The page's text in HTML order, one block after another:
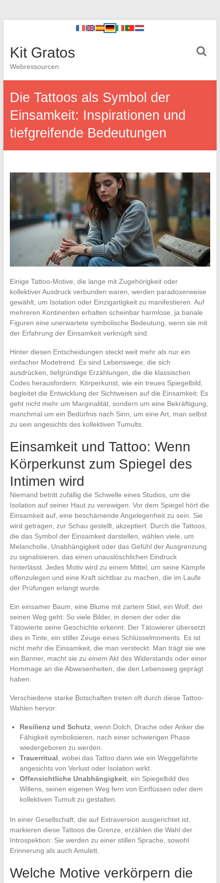
Kit Gratos
Webressourcen
Die Tattoos als Symbol der
Einsamkeit: Inspirationen und
tiefgreifende Bedeutungen
Einige Tattoo-Motive, die lange mit Zugehörigkeit oder
kollektiver Ausdruck verbunden waren, werden paradoxerweise
gewählt, um Isolation oder Einzigartigkeit zu manifestieren. Auf
mehreren Kontinenten erhalten scheinbar harmlose, ja banale
Figuren eine unerwartete symbolische Bedeutung, wenn sie mit
der Erfahrung der Einsamkeit verknüpft sind.
Hinter diesen Entscheidungen steckt weit mehr als nur ein
einfacher Modetrend. Es sind Lebenswege, die sich
ausdrücken, tiefgründige Erzählungen, die die klassischen
Codes herausfordern. Körperkunst, wie ein treues Spiegelbild,
begleitet die Entwicklung der Sichtweisen auf die Einsamkeit: Es
geht nicht mehr um Marginalität, sondern um eine Bekräftigung,
manchmal um ein Bedürfnis nach Sinn, um eine Art, man selbst
zu sein angesichts des kollektiven Tumults.
Einsamkeit und Tattoo: Wenn
Körperkunst zum Spiegel des
Intimen wird
Niemand betritt zufällig die Schwelle eines Studios, um die
Isolation auf seiner Haut zu verewigen. Vor dem Spiegel hört die
Einsamkeit auf, eine beschämende Angelegenheit zu sein. Sie
wird getragen, zur Schau gestellt, akzeptiert. Durch die Tattoos,
die das Symbol der Einsamkeit darstellen, wählen viele, um
Melancholie, Unabhängigkeit oder das Gefühl der Ausgrenzung
zu signalisieren, das einen unauslöschlichen Eindruck
hinterlässt. Jedes Motiv wird zu einem Mittel, um seine Kämpfe
offenzulegen und eine Kraft sichtbar zu machen, die im Laufe
der Prüfungen erlangt wurde.
Ein einsamer Baum, eine Blume mit zartem Stiel, ein Wolf, der
seinen Weg geht: So viele Bilder, in denen der oder die
Tätowierte seine Geschichte erkennt. Der Tätowierer übersetzt
dies in Tinte, ein stiller Zeuge eines Schlüsselmoments. Es ist
nicht mehr die Einsamkeit, die man versteckt: Man trägt sie wie
ein Banner, macht sie zu einem Akt des Widerstands oder einer
Hommage an die Abwesenheiten, die den Lebensweg geprägt
haben.
Verschiedene starke Botschaften treten oft durch diese Tattoo-
Wahlen hervor:
Resilienz und Schutz, wenn Dolch, Drache oder Anker die
Fähigkeit symbolisieren, nach einer schwierigen Phase
wiedergeboren zu werden.
Trauerritual , wobei das Tattoo dann wie ein Weggefährte
angesichts von Verlust oder Isolation wirkt.
Offensichtliche Unabhängigkeit, ein Spiegelbild des
Willens, seinen eigenen Weg fern von Einflüssen oder dem
kollektiven Tumult zu gestalten.
In einer Gesellschaft, die auf Extraversion ausgerichtet ist,
markieren diese Tattoos die Grenze, erzählen die Wahl der
Introspektion: Sie werden zu einer stillen Sprache, sowohl
Erinnerung als auch Amulett.
Welche Motive verkörpern die